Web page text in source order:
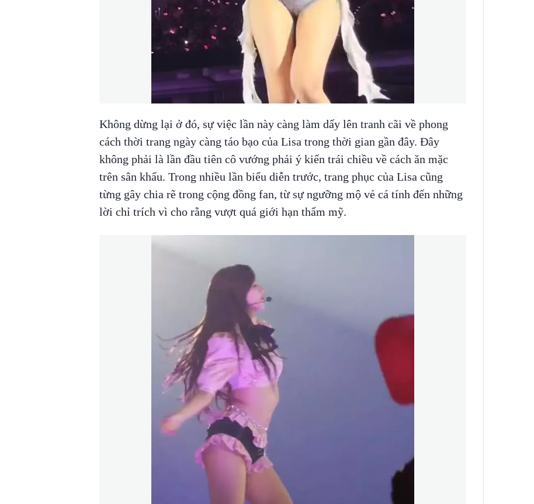
Không dừng lại ở đó, sự việc lần này càng làm dấy lên tranh cãi về phong
cách thời trang ngày càng táo bạo của Lisa trong thời gian gần đây. Đây
không phải là lần đầu tiên cô vướng phải ý kiến trái chiều về cách ăn mặc
trên sân khấu. Trong nhiều lần biểu diễn trước, trang phục của Lisa cũng
từng gây chia rẽ trong cộng đồng fan, từ sự ngưỡng mộ vẻ cá tính đến những
lời chỉ trích vì cho rằng vượt quá giới hạn thẩm mỹ.